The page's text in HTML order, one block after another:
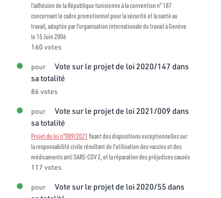
l'adhésion de la République tunisienne à la convention n° 187
concernant le cadre promotionnel pour la sécurité et la santé au
travail, adoptée par l'organisation internationale du travail à Genève
le 15 Juin 2006
160 votes
pour
Vote sur le projet de loi 2020/147 dans
sa totalité
86 votes
pour
Vote sur le projet de loi 2021/009 dans
sa totalité
Projet de loi n°009/2021 fixant des dispositions exceptionnelles sur
la responsabilité civile résultant de l’utilisation des vaccins et des
médicaments anti SARS-COV 2, et la réparation des préjudices causés
117 votes
pour
Vote sur le projet de loi 2020/55 dans